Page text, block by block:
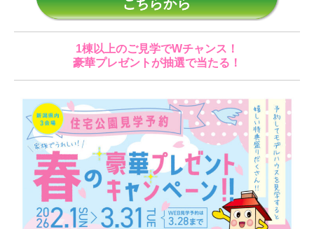
1棟以上のご見学でWチャンス！
豪華プレゼントが抽選で当たる！